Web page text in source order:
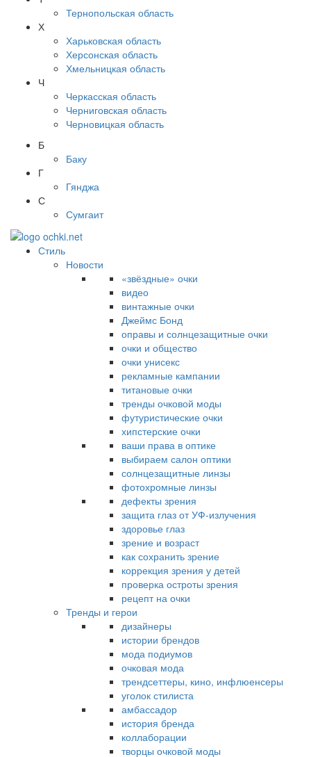
Тернопольская область
Х
Харьковская область
Херсонская область
Хмельницкая область
Ч
Черкасская область
Черниговская область
Черновицкая область
Б
Баку
Г
Гянджа
С
Сумгаит
Стиль
Новости
«звёздные» очки
видео
винтажные очки
Джеймс Бонд
оправы и солнцезащитные очки
очки и общество
очки унисекс
рекламные кампании
титановые очки
тренды очковой моды
футуристические очки
хипстерские очки
ваши права в оптике
выбираем салон оптики
солнцезащитные линзы
фотохромные линзы
дефекты зрения
защита глаз от УФ-излучения
здоровье глаз
зрение и возраст
как сохранить зрение
коррекция зрения у детей
проверка остроты зрения
рецепт на очки
Тренды и герои
дизайнеры
истории брендов
мода подиумов
очковая мода
трендсеттеры, кино, инфлюенсеры
уголок стилиста
амбассадор
история бренда
коллаборации
творцы очковой моды